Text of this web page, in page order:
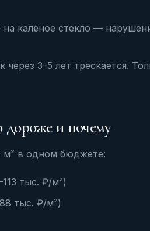
на калёное стекло —
3–5 лет трескается.
и почему
м² в одном бюджете:
тыс. ₽/м²)
тыс. ₽/м²)